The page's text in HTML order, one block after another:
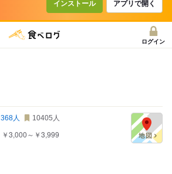
インストール アプリで開く
ログイン
368人 10405 人
￥3,000～￥3,999